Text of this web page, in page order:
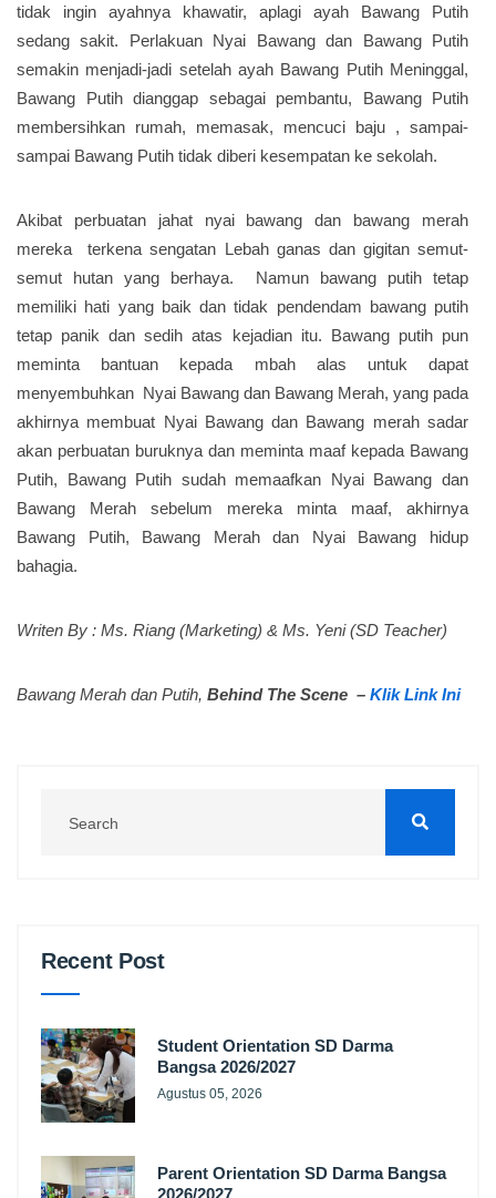
tidak ingin ayahnya khawatir, aplagi ayah Bawang Putih
sedang sakit. Perlakuan Nyai Bawang dan Bawang Putih
semakin menjadi-jadi setelah ayah Bawang Putih Meninggal,
Bawang Putih dianggap sebagai pembantu, Bawang Putih
membersihkan rumah, memasak, mencuci baju , sampai-
sampai Bawang Putih tidak diberi kesempatan ke sekolah.
Akibat perbuatan jahat nyai bawang dan bawang merah
mereka terkena sengatan Lebah ganas dan gigitan semut-
semut hutan yang berhaya. Namun bawang putih tetap
memiliki hati yang baik dan tidak pendendam bawang putih
tetap panik dan sedih atas kejadian itu. Bawang putih pun
meminta bantuan kepada mbah alas untuk dapat
menyembuhkan Nyai Bawang dan Bawang Merah, yang pada
akhirnya membuat Nyai Bawang dan Bawang merah sadar
akan perbuatan buruknya dan meminta maaf kepada Bawang
Putih, Bawang Putih sudah memaafkan Nyai Bawang dan
Bawang Merah sebelum mereka minta maaf, akhirnya
Bawang Putih, Bawang Merah dan Nyai Bawang hidup
bahagia.
Writen By : Ms. Riang (Marketing) & Ms. Yeni (SD Teacher)
Bawang Merah dan Putih, Behind The Scene – Klik Link Ini
Recent Post
Student Orientation SD Darma
Bangsa 2026/2027
Agustus 05, 2026
Parent Orientation SD Darma Bangsa
2026/2027